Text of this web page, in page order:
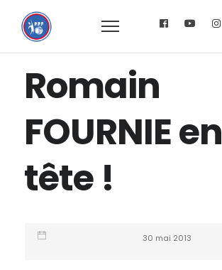
Romain
FOURNIE en
tête !
30 mai 2013